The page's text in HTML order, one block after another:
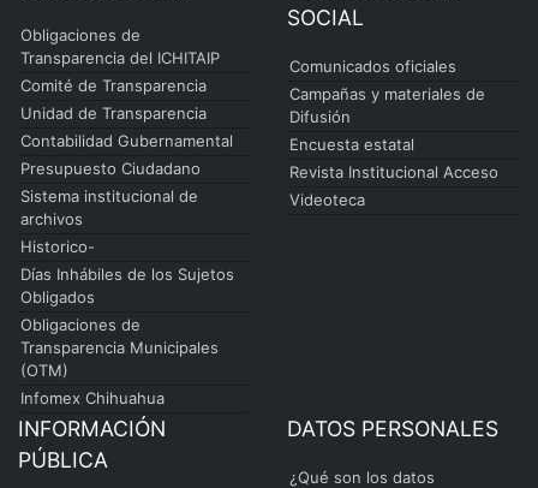
Obligaciones de
Transparencia del ICHITAIP
Comité de Transparencia
Unidad de Transparencia
Contabilidad Gubernamental
Presupuesto Ciudadano
Sistema institucional de
archivos
Historico-
Días Inhábiles de los Sujetos
Obligados
Obligaciones de
Transparencia Municipales
(OTM)
Infomex Chihuahua
SOCIAL
Comunicados oficiales
Campañas y materiales de
Difusión
Encuesta estatal
Revista Institucional Acceso
Videoteca
INFORMACIÓN
PÚBLICA
DATOS PERSONALES
¿Qué son los datos